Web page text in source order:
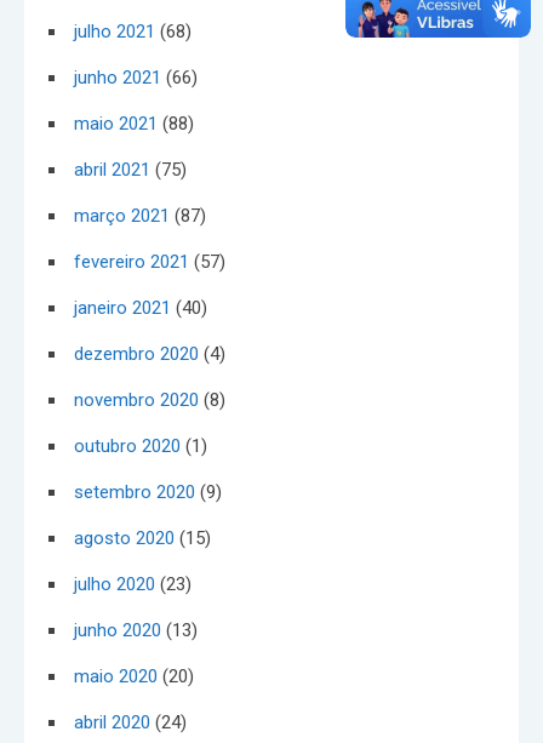
julho 2021 (68)
junho 2021 (66)
maio 2021 (88)
abril 2021 (75)
março 2021 (87)
fevereiro 2021 (57)
janeiro 2021 (40)
dezembro 2020 (4)
novembro 2020 (8)
outubro 2020 (1)
setembro 2020 (9)
agosto 2020 (15)
julho 2020 (23)
junho 2020 (13)
maio 2020 (20)
abril 2020 (24)